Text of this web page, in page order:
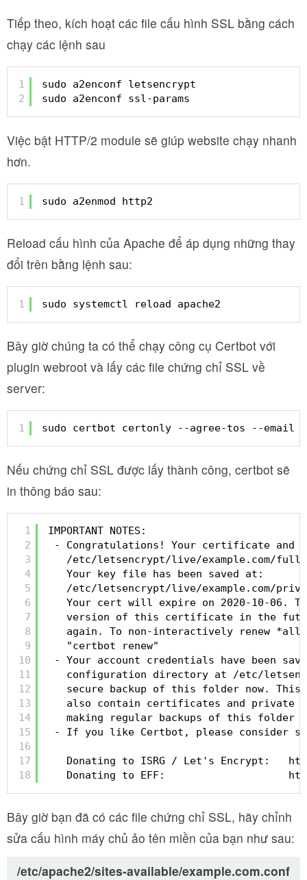
Tiếp theo, kích hoạt các file cấu hình SSL bằng cách
chạy các lệnh sau
1
2
sudo a2enconf letsencrypt
sudo a2enconf ssl-params
Việc bật HTTP/2 module sẽ giúp website chạy nhanh
hơn.
1 sudo a2enmod http2
Reload cấu hình của Apache để áp dụng những thay
đổi trên bằng lệnh sau:
1 sudo systemctl reload apache2
Bây giờ chúng ta có thể chạy công cụ Certbot với
plugin webroot và lấy các file chứng chỉ SSL về
server:
1 sudo certbot certonly --agree-tos --email
Nếu chứng chỉ SSL được lấy thành công, certbot sẽ
in thông báo sau:
1
2
3
4
5
6
7
8
9
10
11
12
13
14
15
16
17
18
IMPORTANT NOTES:
- Congratulations! Your certificate and
/etc/letsencrypt/live/example.com/
Your key file has been saved at:
/etc/letsencrypt/live/example.com/
Your cert will expire on 2020-10-06.
version of this certificate in the
again. To non-interactively renew
"certbot renew"
- Your account credentials have been
configuration directory at /etc/
secure backup of this folder now.
also contain certificates and private
making regular backups of this folder
- If you like Certbot, please consider
Donating to ISRG / Let's Encrypt:
Donating to EFF:
Bây giờ bạn đã có các file chứng chỉ SSL, hãy chỉnh
sửa cấu hình máy chủ ảo tên miền của bạn như sau:
/etc/apache2/sites-available/example.com.conf